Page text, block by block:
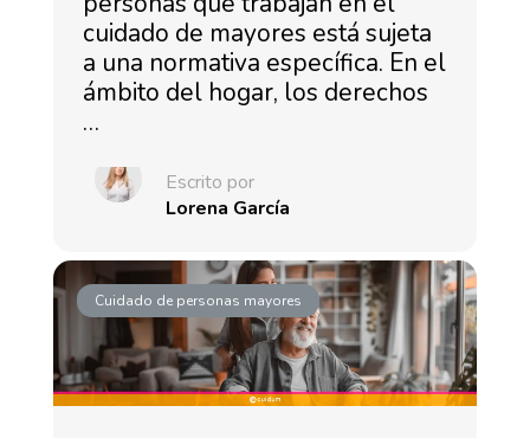
cuidado de mayores está sujeta
a una normativa específica. En el
ámbito del hogar, los derechos
…
Escrito por
Lorena García
Cuidado de personas mayores